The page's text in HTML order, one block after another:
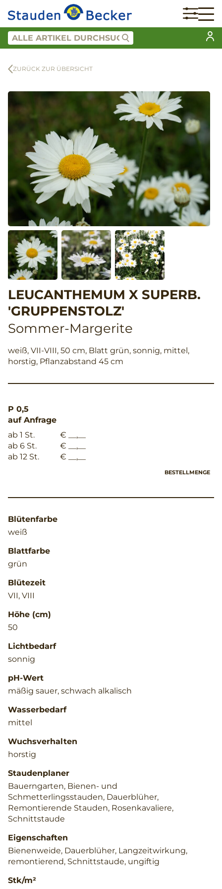
ZURÜCK ZUR ÜBERSICHT
LEUCANTHEMUM X SUPERB.
'GRUPPENSTOLZ'
Sommer-Margerite
weiß, VII-VIII, 50 cm, Blatt grün, sonnig, mittel,
horstig, Pflanzabstand 45 cm
P 0,5
auf Anfrage
ab 1 St.
€ __,__
ab 6 St.
€ __,__
ab 12 St.
€ __,__
BESTELLMENGE
Blütenfarbe
weiß
Blattfarbe
grün
Blütezeit
VII, VIII
Höhe (cm)
50
Lichtbedarf
sonnig
pH-Wert
mäßig sauer, schwach alkalisch
Wasserbedarf
mittel
Wuchsverhalten
horstig
Staudenplaner
Bauerngarten, Bienen- und
Schmetterlingsstauden, Dauerblüher,
Remontierende Stauden, Rosenkavaliere,
Schnittstaude
Eigenschaften
Bienenweide, Dauerblüher, Langzeitwirkung,
remontierend, Schnittstaude, ungiftig
Stk/m²